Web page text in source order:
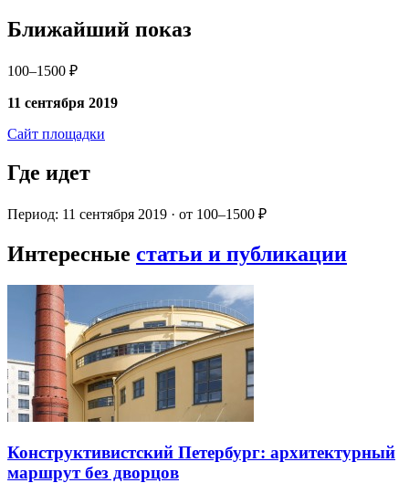
Ближайший показ
100–1500 ₽
11 сентября 2019
Сайт площадки
Где идет
Период: 11 сентября 2019 · от 100–1500 ₽
Интересные статьи и публикации
Конструктивистский Петербург: архитектурный
маршрут без дворцов